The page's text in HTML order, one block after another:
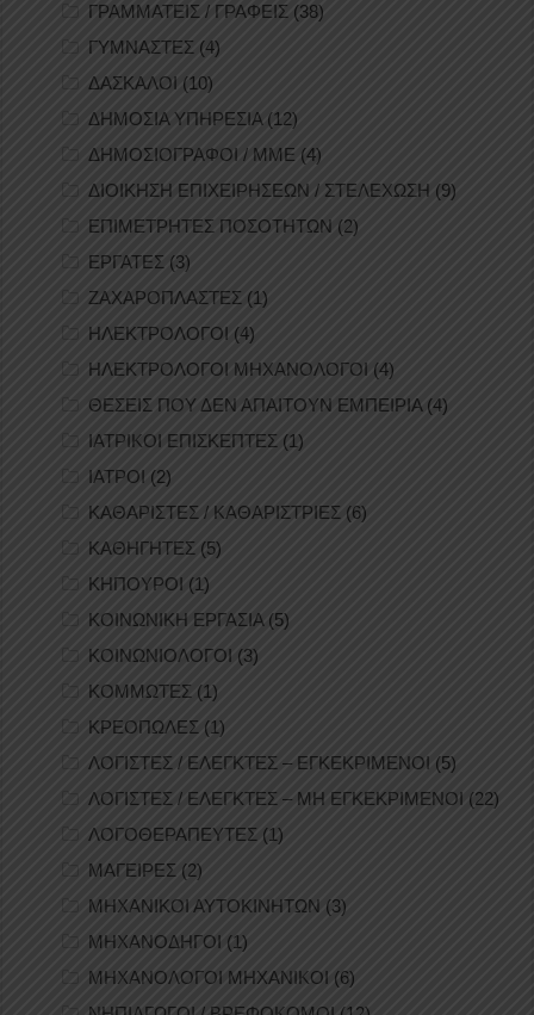
ΓΡΑΜΜΑΤΕΙΣ / ΓΡΑΦΕΙΣ (38)
ΓΥΜΝΑΣΤΕΣ (4)
ΔΑΣΚΑΛΟΙ (10)
ΔΗΜΟΣΙΑ ΥΠΗΡΕΣΙΑ (12)
ΔΗΜΟΣΙΟΓΡΑΦΟΙ / ΜΜΕ (4)
ΔΙΟΙΚΗΣΗ ΕΠΙΧΕΙΡΗΣΕΩΝ / ΣΤΕΛΕΧΩΣΗ (9)
ΕΠΙΜΕΤΡΗΤΕΣ ΠΟΣΟΤΗΤΩΝ (2)
ΕΡΓΑΤΕΣ (3)
ΖΑΧΑΡΟΠΛΑΣΤΕΣ (1)
ΗΛΕΚΤΡΟΛΟΓΟΙ (4)
ΗΛΕΚΤΡΟΛΟΓΟΙ ΜΗΧΑΝΟΛΟΓΟΙ (4)
ΘΕΣΕΙΣ ΠΟΥ ΔΕΝ ΑΠΑΙΤΟΥΝ ΕΜΠΕΙΡΙΑ(4)
ΙΑΤΡΙΚΟΙ ΕΠΙΣΚΕΠΤΕΣ (1)
ΙΑΤΡΟΙ (2)
ΚΑΘΑΡΙΣΤΕΣ / ΚΑΘΑΡΙΣΤΡΙΕΣ (6)
ΚΑΘΗΓΗΤΕΣ (5)
ΚΗΠΟΥΡΟΙ (1)
ΚΟΙΝΩΝΙΚΗ ΕΡΓΑΣΙΑ(5)
ΚΟΙΝΩΝΙΟΛΟΓΟΙ (3)
ΚΟΜΜΩΤΕΣ (1)
ΚΡΕΟΠΩΛΕΣ (1)
ΛΟΓΙΣΤΕΣ / ΕΛΕΓΚΤΕΣ – ΕΓΚΕΚΡΙΜΕΝΟΙ (5)
ΛΟΓΙΣΤΕΣ / ΕΛΕΓΚΤΕΣ – ΜΗ ΕΓΚΕΚΡΙΜΕΝΟΙ (22)
ΛΟΓΟΘΕΡΑΠΕΥΤΕΣ (1)
ΜΑΓΕΙΡΕΣ (2)
ΜΗΧΑΝΙΚΟΙ ΑΥΤΟΚΙΝΗΤΩΝ (3)
ΜΗΧΑΝΟΔΗΓΟΙ (1)
ΜΗΧΑΝΟΛΟΓΟΙ ΜΗΧΑΝΙΚΟΙ (6)